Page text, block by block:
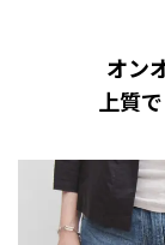
オン
上質